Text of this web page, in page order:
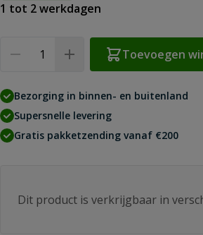
1 tot 2 werkdagen
Toevoegen
Bezorging in binnen- en buitenland
Supersnelle levering
Gratis pakketzending vanaf €200
Dit product is verkrijgbaar in